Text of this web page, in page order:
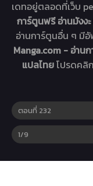
เดทอยู่ตลอดที่เว็บ
การ์ตูนฟรี อ่านมังง
อ่านการ์ตูนอื่น ๆ มีอั
Manga.com - อ่าน
แปลไทยโปรดคลิ